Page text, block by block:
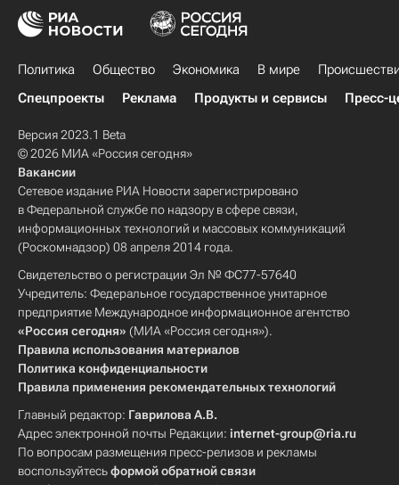
Политика Общество Экономика В мире
Спецпроекты
Реклама Продукты и сервисы Пресс-
Версия 2023.1 Beta
© 2026 МИА «Россия сегодня»
Вакансии
Сетевое издание РИА Новости зарегистрировано
в Федеральной службе по надзору в сфере связи,
информационных технологий и массовых коммуникаций
(Роскомнадзор) 08 апреля 2014 года.
Свидетельство о регистрации Эл № ФС77-57640
Учредитель: Федеральное государственное унитарное
предприятие Международное информационное агентство
«Россия сегодня» (МИА «Россия сегодня»).
Правила использования материалов
Политика конфиденциальности
Правила применения рекомендательных технологий
Главный редактор: Гаврилова А.В.
Адрес электронной почты Редакции: internet-group@ria.ru
По вопросам размещения пресс-релизов и рекламы
воспользуйтесьформой обратной связи